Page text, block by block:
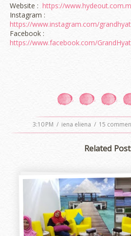
Website : https://
Instagram :
https://www.instagram.com/
Facebook :
https://www.facebook.com/
3:10 PM / iena eliena / 15
Related